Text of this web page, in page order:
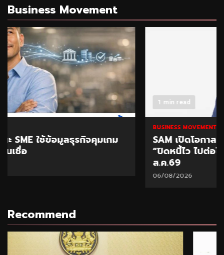
Business Movement
1 min read
SAM เปิดโอกาสแก้หนี้เสียต่ำแสน ผ่านโครงการ
“ปิดหนี้ไว ไปต่อได้” ที่ศาลแพ่งตลิ่งชัน 8-9
Recommend